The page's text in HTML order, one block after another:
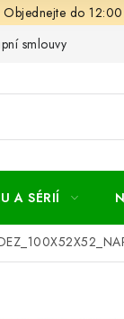
Objednejte do
smlouvy
A SÉRIÍ